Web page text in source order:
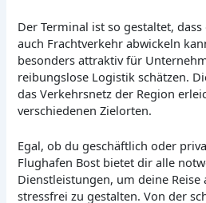
Der Terminal ist so gestaltet,
auch Frachtverkehr abwickeln
besonders attraktiv für
reibungslose Logistik schätzen.
das Verkehrsnetz der Region
verschiedenen Zielorten.
Egal, ob du geschäftlich oder
Flughafen Bost bietet dir alle
Dienstleistungen, um deine Reise
stressfrei zu gestalten. Von der